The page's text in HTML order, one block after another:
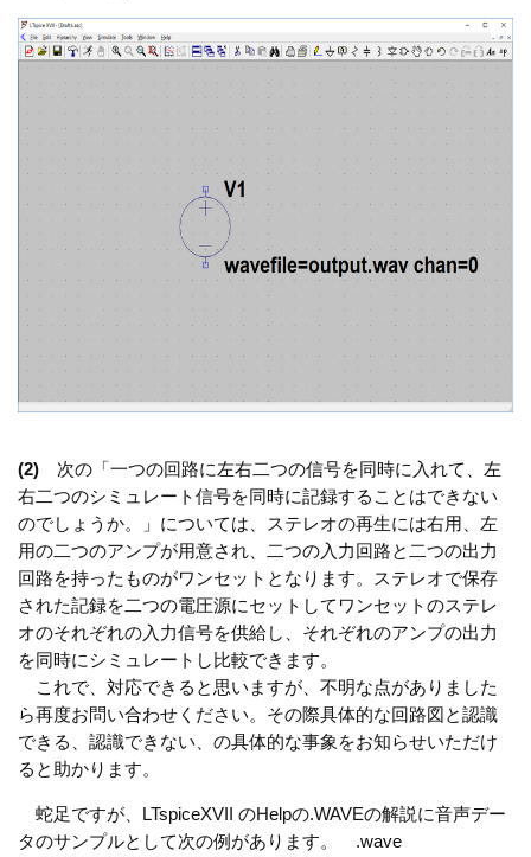
(2) 次の「一つの回路に左右二つの信号を同時に入れて、左
右二つのシミュレート信号を同時に記録することはできない
のでしょうか。」については、ステレオの再生には右用、左
用の二つのアンプが用意され、二つの入力回路と二つの出力
回路を持ったものがワンセットとなります。ステレオで保存
された記録を二つの電圧源にセットしてワンセットのステレ
オのそれぞれの入力信号を供給し、それぞれのアンプの出力
を同時にシミュレートし比較できます。
これで、対応できると思いますが、不明な点がありました
ら再度お問い合わせください。その際具体的な回路図と認識
できる、認識できない、の具体的な事象をお知らせいただけ
ると助かります。
蛇足ですが、LTspiceXVII のHelpの.WAVEの解説に音声デー
タのサンプルとして次の例があります。 .wave